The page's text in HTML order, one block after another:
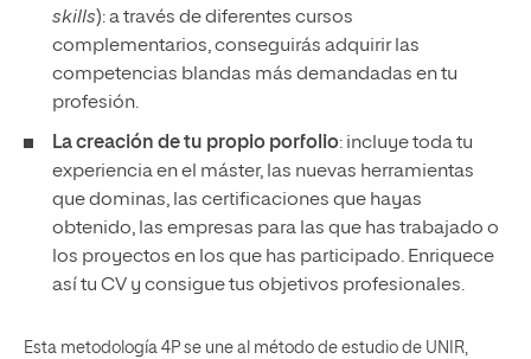
skills): a través de diferentes cursos
complementarios, conseguirás adquirir las
competencias blandas más demandadas en tu
profesión.
La creación de tu propio porfolio: incluye toda tu
experiencia en el máster, las nuevas herramientas
que dominas, las certificaciones que hayas
obtenido, las empresas para las que has trabajado o
los proyectos en los que has participado. Enriquece
así tu CV y consigue tus objetivos profesionales.
Esta metodología 4P se une al método de estudio de UNIR,